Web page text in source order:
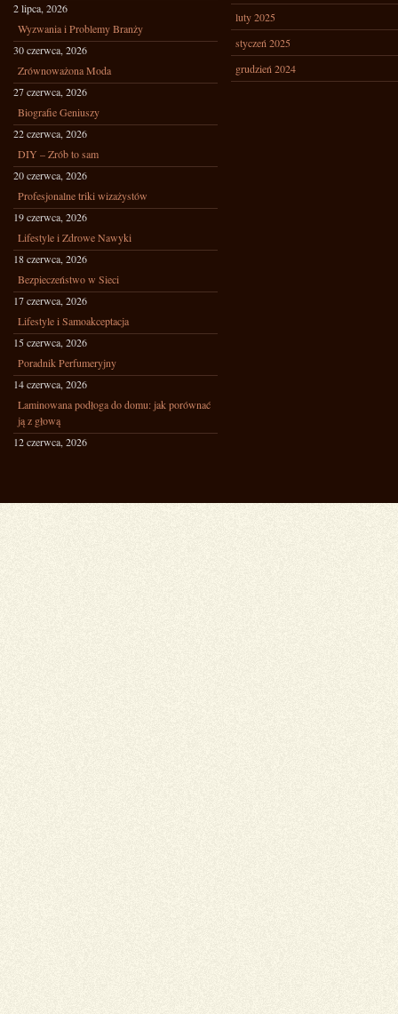
2 lipca, 2026
Wyzwania i Problemy Branży
30 czerwca, 2026
Zrównoważona Moda
27 czerwca, 2026
Biografie Geniuszy
22 czerwca, 2026
DIY – Zrób to sam
20 czerwca, 2026
Profesjonalne triki wizażystów
19 czerwca, 2026
Lifestyle i Zdrowe Nawyki
18 czerwca, 2026
Bezpieczeństwo w Sieci
17 czerwca, 2026
Lifestyle i Samoakceptacja
15 czerwca, 2026
Poradnik Perfumeryjny
14 czerwca, 2026
Laminowana podłoga do domu: jak porównać
ją z głową
12 czerwca, 2026
luty 2025
styczeń 2025
grudzień 2024